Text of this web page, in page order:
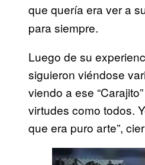
que quería era ver a
para siempre.
Luego de su
siguieron viéndose
viendo a ese
virtudes como todos.
que era puro arte”,